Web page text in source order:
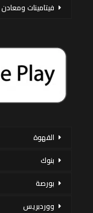
فيتامينات ومعادن
القهوة
بنوك
بورصة
ووردبريس